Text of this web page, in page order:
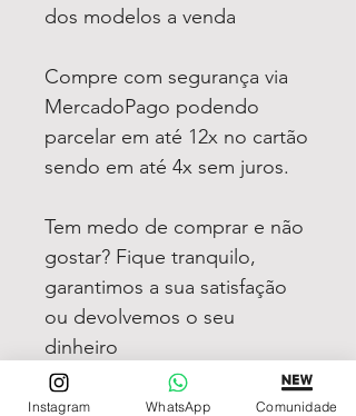
dos modelos a venda
Compre com segurança via
MercadoPago podendo
parcelar em até 12x no cartão
sendo em até 4x sem juros.
Tem medo de comprar e não
gostar? Fique tranquilo,
garantimos a sua satisfação
ou devolvemos o seu
dinheiro
Instagram WhatsApp Comunidade